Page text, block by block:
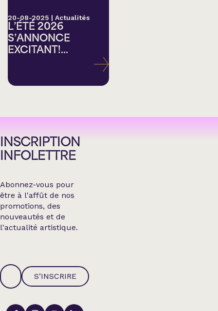
20-08-2025 | Actualités
L’ÉTÉ 2026
S’ANNONCE
EXCITANT!...
INSCRIPTION
INFOLETTRE
Abonnez-vous pour
être à l'affût de nos
promotions, des
nouveautés et de
l'actualité artistique.
S’INSCRIRE